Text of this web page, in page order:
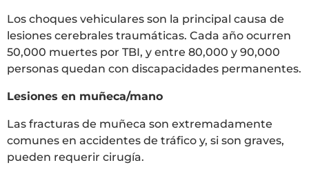
Los choques vehiculares son la principal causa de
lesiones cerebrales traumáticas. Cada año ocurren
50,000 muertes por TBI, y entre 80,000 y 90,000
personas quedan con discapacidades permanentes.
Lesiones en muñeca/mano
Las fracturas de muñeca son extremadamente
comunes en accidentes de tráfico y, si son graves,
pueden requerir cirugía.